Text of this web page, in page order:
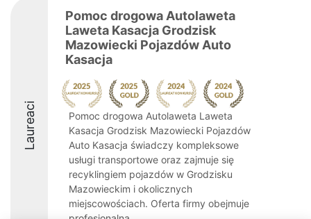
Laureaci
Pomoc drogowa Autolaweta
Laweta Kasacja Grodzisk
Mazowiecki Pojazdów Auto
Kasacja
Pomoc drogowa Autolaweta Laweta
Kasacja Grodzisk Mazowiecki Pojazdów
Auto Kasacja świadczy kompleksowe
usługi transportowe oraz zajmuje się
recyklingiem pojazdów w Grodzisku
Mazowieckim i okolicznych
miejscowościach. Oferta firmy obejmuje